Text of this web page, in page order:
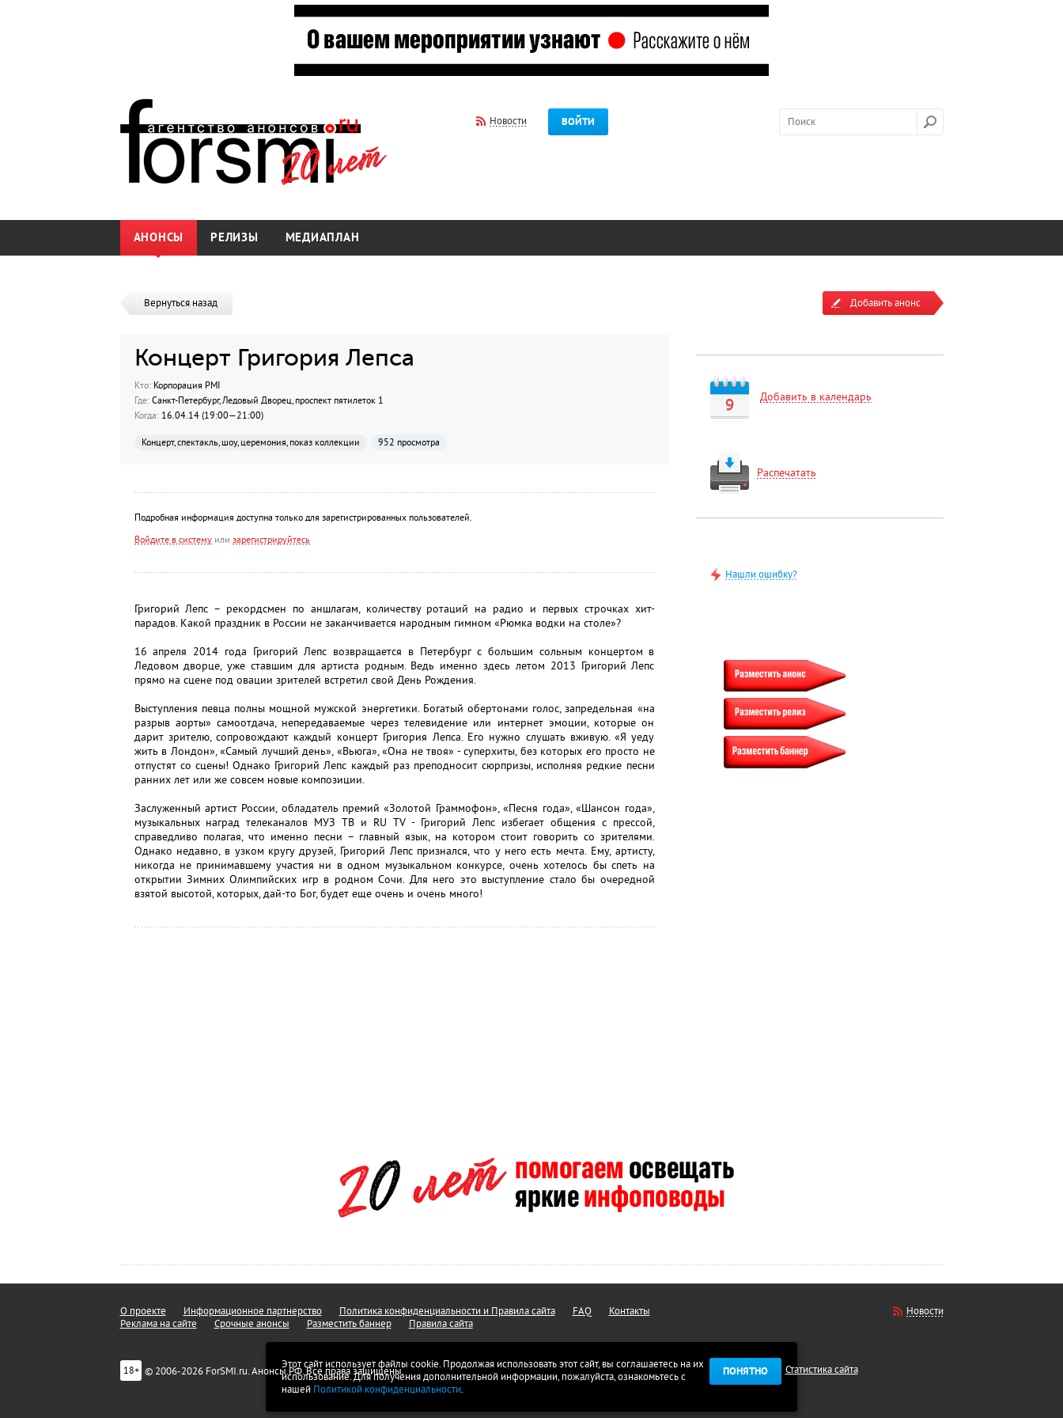
Новости ВОЙТИ
АНОНСЫ РЕЛИЗЫ МЕДИАПЛАН
Вернуться назад
Концерт Григория Лепса
Кто:Корпорация PMI
Где:Санкт-Петербург, Ледовый Дворец, проспект пятилеток 1
Когда:16.04.14 (19:00—21:00)
Концерт, спектакль, шоу, церемония, показ коллекции 952 просмотра
Подробная информация доступна только для зарегистрированных пользователей.
Войдите в системуили зарегистрируйтесь
Григорий Лепс – рекордсмен по аншлагам, количеству ротаций на радио и первых строчках хит-
парадов. Какой праздник в России не заканчивается народным гимном «Рюмка водки на столе»?
16 апреля 2014 года Григорий Лепс возвращается в Петербург с большим сольным концертом в
Ледовом дворце, уже ставшим для артиста родным. Ведь именно здесь летом 2013 Григорий Лепс
прямо на сцене под овации зрителей встретил свой День Рождения.
Выступления певца полны мощной мужской энергетики. Богатый обертонами голос, запредельная «на
разрыв аорты» самоотдача, непередаваемые через телевидение или интернет эмоции, которые он
дарит зрителю, сопровождают каждый концерт Григория Лепса. Его нужно слушать вживую. «Я уеду
жить в Лондон», «Самый лучший день», «Вьюга», «Она не твоя» - суперхиты, без которых его просто не
отпустят со сцены! Однако Григорий Лепс каждый раз преподносит сюрпризы, исполняя редкие песни
ранних лет или же совсем новые композиции.
Заслуженный артист России, обладатель премий «Золотой Граммофон», «Песня года», «Шансон года»,
музыкальных наград телеканалов МУЗ ТВ и RU TV - Григорий Лепс избегает общения с прессой,
справедливо полагая, что именно песни – главный язык, на котором стоит говорить со зрителями.
Однако недавно, в узком кругу друзей, Григорий Лепс признался, что у него есть мечта. Ему, артисту,
никогда не принимавшему участия ни в одном музыкальном конкурсе, очень хотелось бы спеть на
открытии Зимних Олимпийских игр в родном Сочи. Для него это выступление стало бы очередной
взятой высотой, которых, дай-то Бог, будет еще очень и очень много!
Добавить анонс
9 Добавить в календарь
Распечатать
Нашли ошибку?
Этот сайт использует файлы cookie. Продолжая использовать этот сайт, вы соглашаетесь на их
использование. Для получения дополнительной информации, пожалуйста, ознакомьтесь с
нашей Политикой конфиденциальности.
ПОНЯТНО
О проекте Информационное партнерство Политика конфиденциальности и Правила сайта FAQ
Контакты
Реклама на сайте
Срочные анонсы Разместить баннер Правила сайта
18+ © 2006-2026 ForSMI.ru. Анонсы.РФ. Все права защищены.
Новости
Статистика сайта